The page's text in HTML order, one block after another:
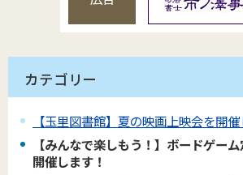
カテゴリー
【玉里図書館】夏の映画上映会を開催
【みんなで楽しもう！】ボードゲー
開催します！